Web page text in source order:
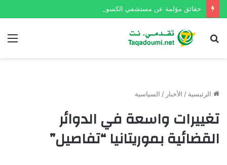
حقائق مؤلمة عن مستشفي الكسور في نواكشوط
بحث
الرئيسية / الأخبار / السياسية
تغييرات واسعة في الدوائر
القضائية بموريتانيا “تفاصيل”